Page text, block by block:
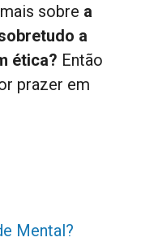
sobre a
a
ética? Então
prazer em
Mental?